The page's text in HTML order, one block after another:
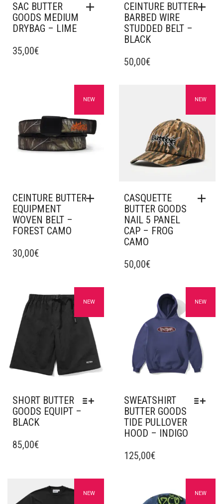
SAC BUTTER
GOODS MEDIUM
DRYBAG – LIME
35,00€
CEINTURE BUTTER
BARBED WIRE
STUDDED BELT –
BLACK
50,00€
Ajouter à mes favorisNEW
CEINTURE BUTTER
EQUIPMENT
WOVEN BELT –
FOREST CAMO
30,00€
Ajouter à mes favorisNEW
CASQUETTE
BUTTER GOODS
NAIL 5 PANEL
CAP – FROG
CAMO
50,00€
Ajouter à mes favorisNEW
SHORT BUTTER
GOODS EQUIPT –
BLACK
PRODUIT
OPTIONS
85,00€
Ajouter à mes favorisNEW
SWEATSHIRT
BUTTER GOODS
TIDE PULLOVER
HOOD – INDIGO
PRODUIT
125,00€
Ajouter à mes favorisNEW Ajouter à mes favorisNEW